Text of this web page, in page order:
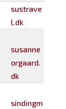
sustrave
l.dk
susanne
orgaard.
dk
sindingm